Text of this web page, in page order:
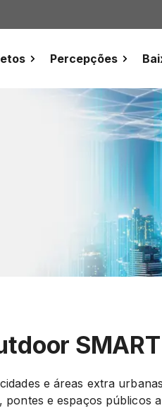
Percepções
e áreas extra
pontes e espaços públicos